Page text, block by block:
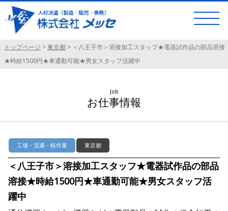
トップページ >東京都 > ＜八王子市＞溶接加工スタッフ★電器試作品の部品溶接
★時給1500円★車通勤可能★男女スタッフ活躍中
Job
お仕事情報
工場・流通・軽作業 東京都
＜八王子市＞溶接加工スタッフ★電器試作品の部品
溶接★時給1500円★車通勤可能★男女スタッフ活
躍中